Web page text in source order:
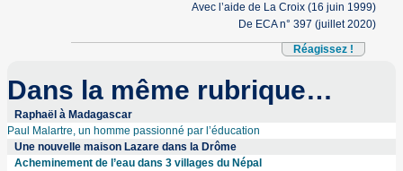
Avec l’aide de La Croix (16 juin 1999)
De ECA n° 397 (juillet 2020)
Réagissez !
Dans la même rubrique…
Raphaël à Madagascar
Paul Malartre, un homme passionné par l’éducation
Une nouvelle maison Lazare dans la Drôme
Acheminement de l’eau dans 3 villages du Népal